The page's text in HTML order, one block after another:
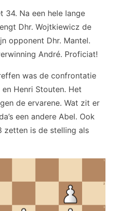
34. Na een hele lange
Dhr. Wojtkiewicz de
opponent Dhr. Mantel.
André. Proficiat!
was de confrontatie
Henri Stouten. Het
de ervarene. Wat zit er
een andere Abel. Ook
zetten is de stelling als